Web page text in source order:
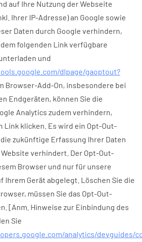
auf Ihre Nutzung der Webseite
Ihrer IP-Adresse) an Google sowie
Daten durch Google verhindern,
folgenden Link verfügbare
und
dlpage/gaoptout?
Browser-Add-On, insbesondere bei
Endgeräten, können Sie die
Analytics zudem verhindern,
Link klicken. Es wird ein Opt-Out-
zukünftige Erfassung Ihrer Daten
verhindert. Der Opt-Out-
Browser und nur für unsere
Ihrem Gerät abgelegt. Löschen Sie die
müssen Sie das Opt-Out-
[Anm. Hinweise zur Einbindung des
Sie
analytics/devguides/